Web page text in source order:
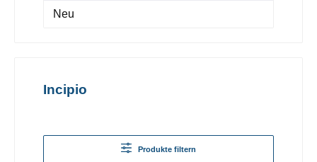
Neu
Incipio
Produkte filtern